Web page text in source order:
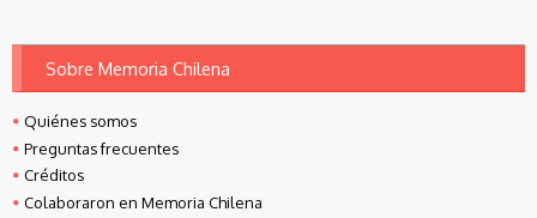
Sobre Memoria Chilena
Quiénes somos
Preguntas frecuentes
Créditos
Colaboraron en Memoria Chilena